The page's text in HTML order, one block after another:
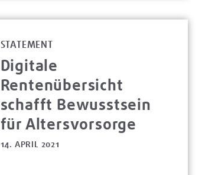
STATEMENT
Digitale
Rentenübersicht
schafft Bewusstsein
für Altersvorsorge
14. APRIL 2021